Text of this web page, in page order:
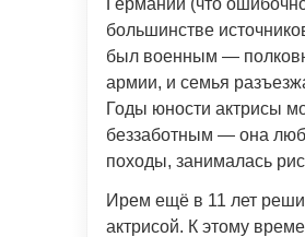
большинстве
был военным —
армии, и семья
Годы юности актрисы
беззаботным — она
походы, занималась
Ирем ещё в 11 лет
актрисой. К этому